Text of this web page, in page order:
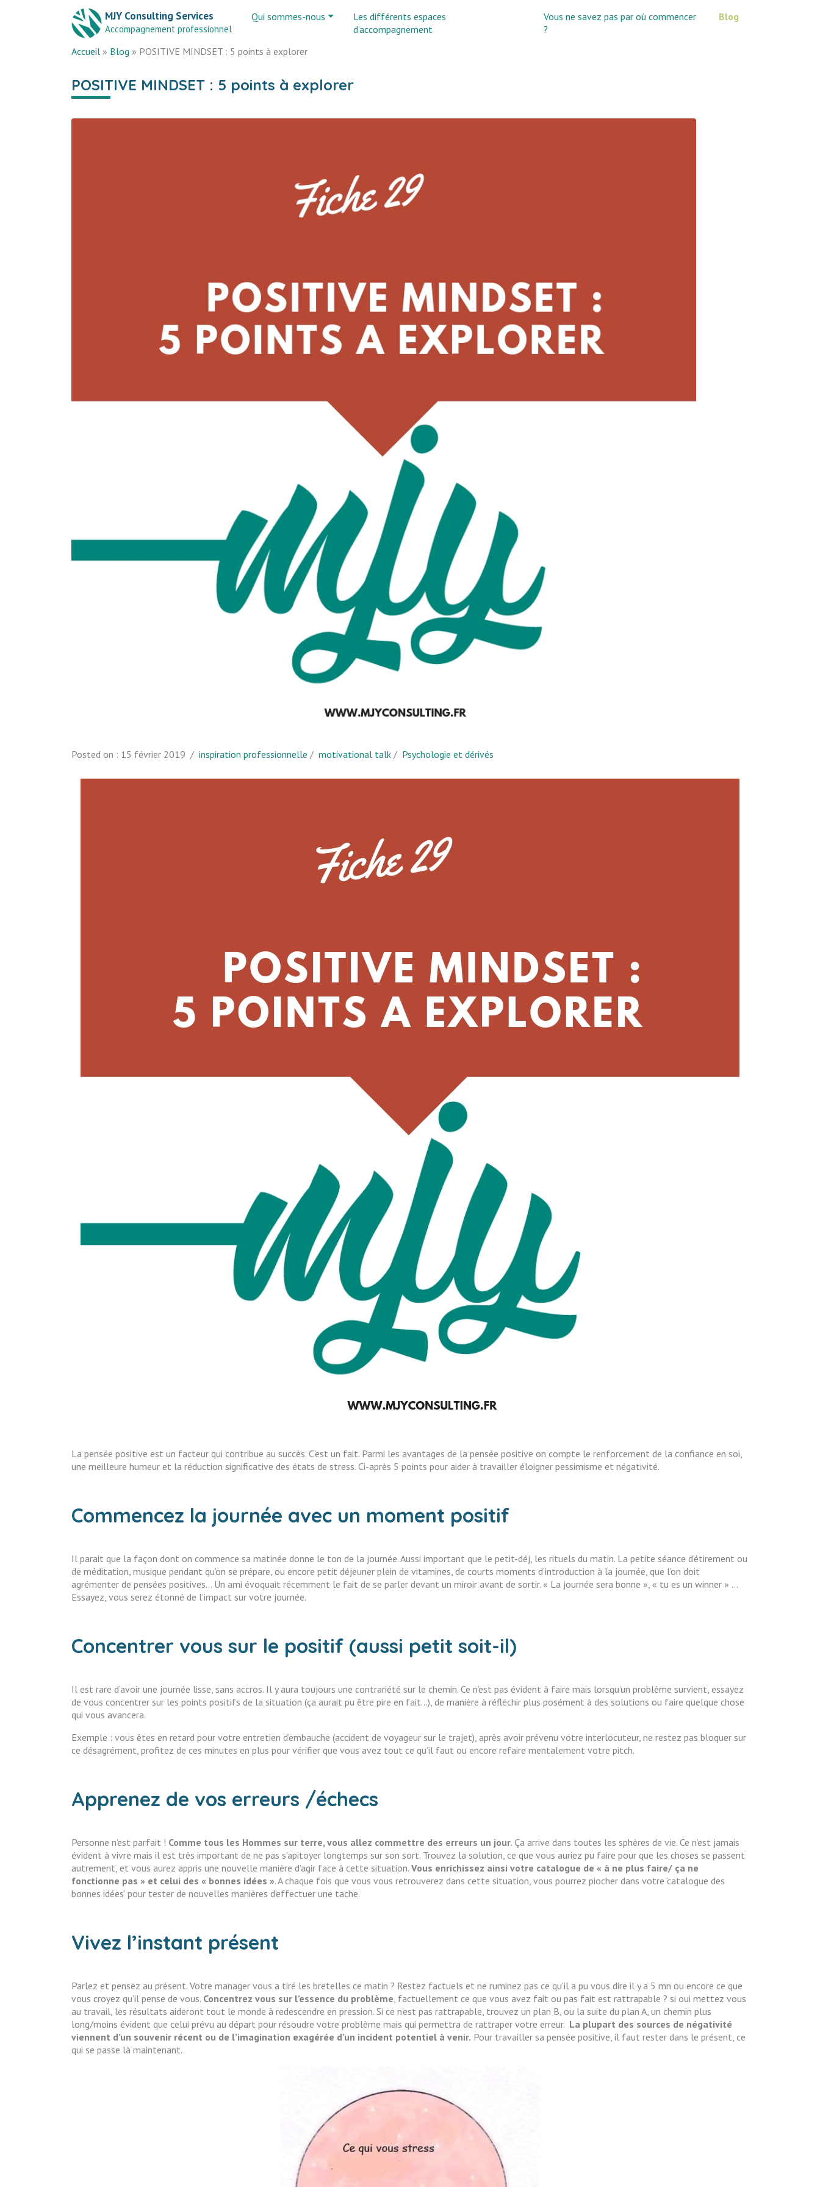
MJY Consulting Services
Accompagnement professionnel
Qui sommes-nous
Les différents espaces
d’accompagnement
Vous ne savez pas par où commencer
?
Blog
Accueil » Blog » POSITIVE MINDSET : 5 points à explorer
POSITIVE MINDSET : 5 points à explorer
Posted on : 15 février 2019 / inspiration professionnelle / motivational talk / Psychologie et dérivés
La pensée positive est un facteur qui contribue au succès. C’est un fait. Parmi les avantages de la pensée positive on compte le renforcement de la confiance en soi,
une meilleure humeur et la réduction significative des états de stress. Ci-après 5 points pour aider à travailler éloigner pessimisme et négativité.
Commencez la journée avec un moment positif
Il parait que la façon dont on commence sa matinée donne le ton de la journée. Aussi important que le petit-déj, les rituels du matin. La petite séance d’étirement ou
de méditation, musique pendant qu’on se prépare, ou encore petit déjeuner plein de vitamines, de courts moments d’introduction à la journée, que l’on doit
agrémenter de pensées positives… Un ami évoquait récemment le fait de se parler devant un miroir avant de sortir. « La journée sera bonne », « tu es un winner » …
Essayez, vous serez étonné de l’impact sur votre journée.
Concentrer vous sur le positif (aussi petit soit-il)
Il est rare d’avoir une journée lisse, sans accros. Il y aura toujours une contrariété sur le chemin. Ce n’est pas évident à faire mais lorsqu’un problème survient, essayez
de vous concentrer sur les points positifs de la situation (ça aurait pu être pire en fait…), de manière à réfléchir plus posément à des solutions ou faire quelque chose
qui vous avancera.
Exemple : vous êtes en retard pour votre entretien d’embauche (accident de voyageur sur le trajet), après avoir prévenu votre interlocuteur, ne restez pas bloquer sur
ce désagrément, profitez de ces minutes en plus pour vérifier que vous avez tout ce qu’il faut ou encore refaire mentalement votre pitch.
Apprenez de vos erreurs /échecs
Personne n’est parfait ! Comme tous les Hommes sur terre, vous allez commettre des erreurs un jour. Ça arrive dans toutes les sphères de vie. Ce n’est jamais
évident à vivre mais il est très important de ne pas s’apitoyer longtemps sur son sort. Trouvez la solution, ce que vous auriez pu faire pour que les choses se passent
autrement, et vous aurez appris une nouvelle manière d’agir face à cette situation. Vous enrichissez ainsi votre catalogue de « à ne plus faire/ ça ne
fonctionne pas » et celui des « bonnes idées ». A chaque fois que vous vous retrouverez dans cette situation, vous pourrez piocher dans votre ‘catalogue des
bonnes idées’ pour tester de nouvelles manières d’effectuer une tache.
Vivez l’instant présent
Parlez et pensez au présent. Votre manager vous a tiré les bretelles ce matin ? Restez factuels et ne ruminez pas ce qu’il a pu vous dire il y a 5 mn ou encore ce que
vous croyez qu’il pense de vous. Concentrez vous sur l’essence du problème, factuellement ce que vous avez fait ou pas fait est rattrapable ? si oui mettez vous
au travail, les résultats aideront tout le monde à redescendre en pression. Si ce n’est pas rattrapable, trouvez un plan B, ou la suite du plan A, un chemin plus
long/moins évident que celui prévu au départ pour résoudre votre problème mais qui permettra de rattraper votre erreur. La plupart des sources de négativité
viennent d’un souvenir récent ou de l’imagination exagérée d’un incident potentiel à venir. Pour travailler sa pensée positive, il faut rester dans le présent, ce
qui se passe là maintenant.